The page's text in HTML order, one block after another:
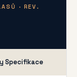
· REV.
Specifikace